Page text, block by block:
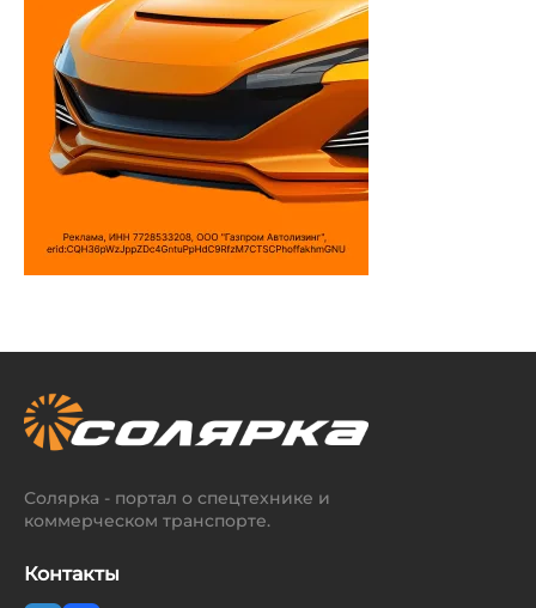
Солярка - портал о спецтехнике и
коммерческом транспорте.
Контакты